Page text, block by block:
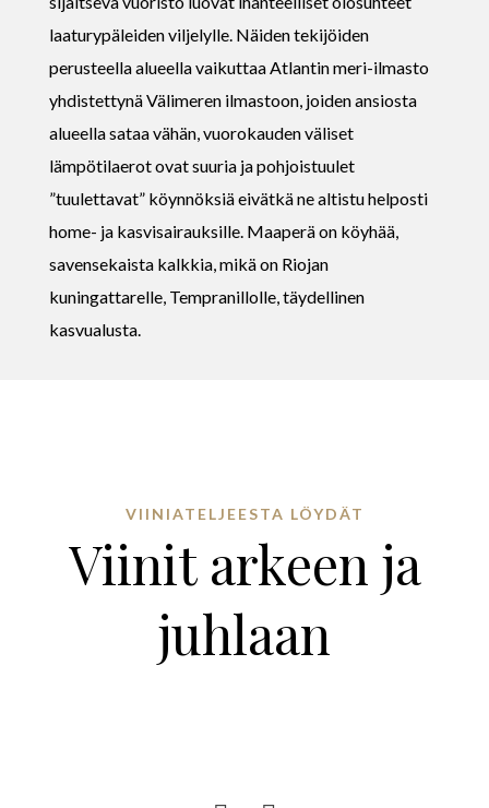
laaturypäleiden viljelylle. Näiden tekijöiden
perusteella alueella vaikuttaa Atlantin meri-ilmasto
yhdistettynä Välimeren ilmastoon, joiden ansiosta
alueella sataa vähän, vuorokauden väliset
lämpötilaerot ovat suuria ja pohjoistuulet
”tuulettavat” köynnöksiä eivätkä ne altistu helposti
home- ja kasvisairauksille. Maaperä on köyhää,
savensekaista kalkkia, mikä on Riojan
kuningattarelle, Tempranillolle, täydellinen
kasvualusta.
VIINIATELJEESTA LÖYDÄT
Viinit arkeen ja
juhlaan